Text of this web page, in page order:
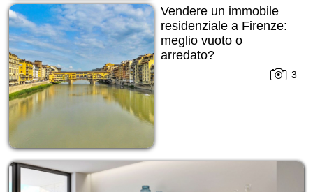
Vendere un immobile
residenziale a Firenze:
meglio vuoto o
arredato?
3